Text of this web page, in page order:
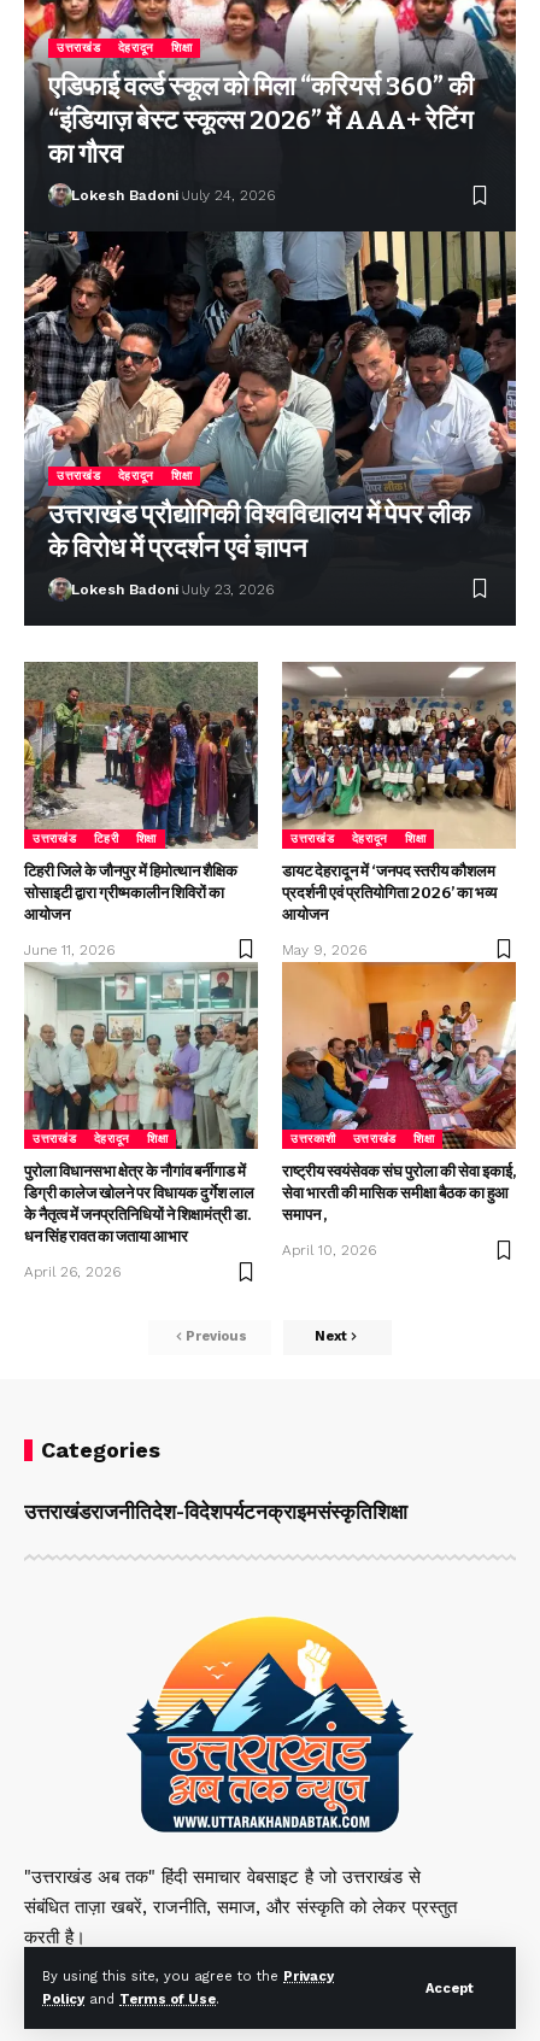
By using this site, you agree to the Privacy
Policyand Terms of Use.
Accept
उत्तराखंड देहरादून शिक्षा
एडिफाई वर्ल्ड स्कूल को मिला “करियर्स 360” की
“इंडियाज़ बेस्ट स्कूल्स 2026” में AAA+ रेटिंग
का गौरव
Lokesh Badoni July 24, 2026
उत्तराखंड देहरादून शिक्षा
उत्तराखंड प्रौद्योगिकी विश्वविद्यालय में पेपर लीक
के विरोध में प्रदर्शन एवं ज्ञापन
Lokesh Badoni July 23, 2026
उत्तराखंड टिहरी शिक्षा
टिहरी जिले के जौनपुर में हिमोत्थान शैक्षिक
सोसाइटी द्वारा ग्रीष्मकालीन शिविरों का
आयोजन
June 11, 2026
उत्तराखंड देहरादून शिक्षा
डायट देहरादून में ‘जनपद स्तरीय कौशलम
प्रदर्शनी एवं प्रतियोगिता 2026’ का भव्य
आयोजन
May 9, 2026
उत्तराखंड देहरादून शिक्षा
पुरोला विधानसभा क्षेत्र के नौगांव बर्नीगाड में
डिग्री कालेज खोलने पर विधायक दुर्गेश लाल
के नैतृत्व में जनप्रतिनिधियों ने शिक्षामंत्री डा.
धन सिंह रावत का जताया आभार
April 26, 2026
उत्तरकाशी उत्तराखंड शिक्षा
राष्ट्रीय स्वयंसेवक संघ पुरोला की सेवा इकाई,
सेवा भारती की मासिक समीक्षा बैठक का हुआ
समापन ,
April 10, 2026
Previous Next
Categories
उत्तराखंडराजनीतिदेश-विदेशपर्यटनक्राइमसंस्कृतिशिक्षा
"उत्तराखंड अब तक" हिंदी समाचार वेबसाइट है जो उत्तराखंड से
संबंधित ताज़ा खबरें, राजनीति, समाज, और संस्कृति को लेकर प्रस्तुत
करती है।